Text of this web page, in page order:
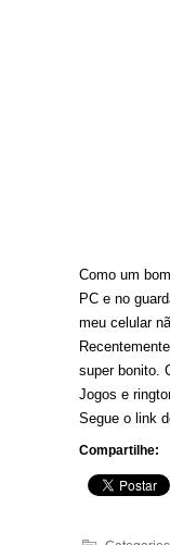
Como um
PC e no
meu celular
super bonito.
Jogos e
Segue o link
Compartilhe: